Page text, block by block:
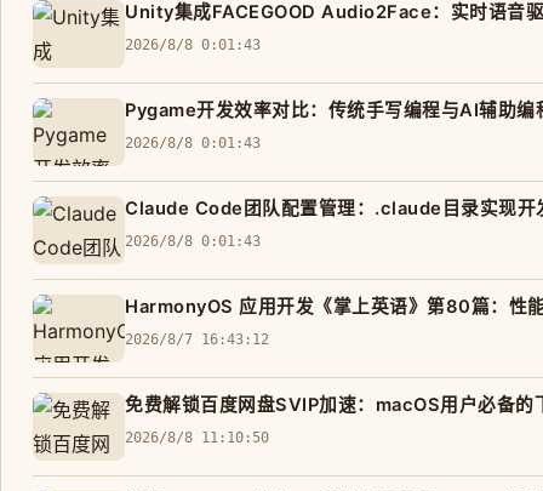
Unity集成FACEGOOD Audio2Face：实时语音
2026/8/8 0:01:43
Pygame开发效率对比：传统手写编程与AI辅助编
2026/8/8 0:01:43
Claude Code团队配置管理：.claude目录实现开
2026/8/8 0:01:43
HarmonyOS 应用开发《掌上英语》第80篇：性
2026/8/7 16:43:12
免费解锁百度网盘SVIP加速：macOS用户必备的
2026/8/8 11:10:50